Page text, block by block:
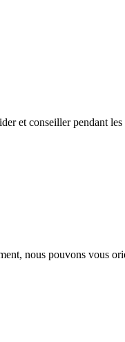
et conseiller pendant
nous pouvons vous